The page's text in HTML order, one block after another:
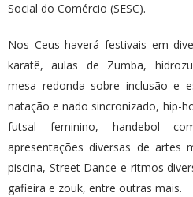
Social do Comércio (SESC).
Nos Ceus haverá festivais em
karatê, aulas de Zumba,
mesa redonda sobre inclusão e
natação e nado sincronizado, hip-
futsal feminino, handebol
apresentações diversas de artes
piscina, Street Dance e ritmos
gafieira e zouk, entre outras mais.